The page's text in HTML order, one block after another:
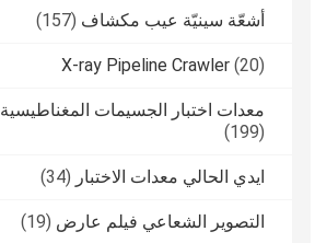
أشعّة سينيّة عيب مكشاف (157)
X-ray Pipeline Crawler (20)
معدات اختبار الجسيمات المغناطيسية
(199)
ايدي الحالي معدات الاختبار (34)
التصوير الشعاعي فيلم عارض (19)